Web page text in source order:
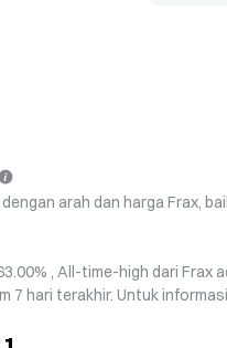
arah dan harga Frax,
, All-time-high dari Frax
7 hari terakhir. Untuk